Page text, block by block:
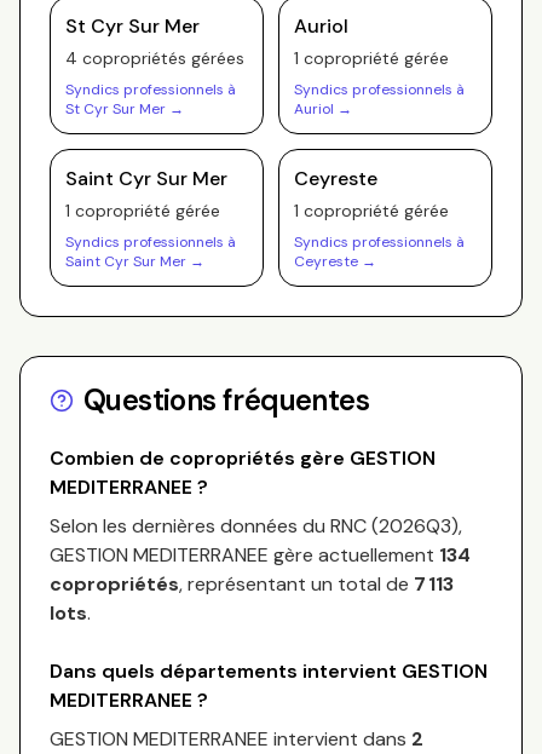
St Cyr Sur Mer
4 copropriétés gérées
Syndics professionnels à
St Cyr Sur Mer →
Auriol
1 copropriété gérée
Syndics professionnels à
Auriol →
Saint Cyr Sur Mer
1 copropriété gérée
Syndics professionnels à
Saint Cyr Sur Mer →
Ceyreste
1 copropriété gérée
Syndics professionnels à
Ceyreste →
Questions fréquentes
Combien de copropriétés gère GESTION
MEDITERRANEE ?
Selon les dernières données du RNC (2026Q3),
GESTION MEDITERRANEE gère actuellement 134
copropriétés, représentant un total de 7 113
lots.
Dans quels départements intervient GESTION
MEDITERRANEE ?
GESTION MEDITERRANEE intervient dans 2